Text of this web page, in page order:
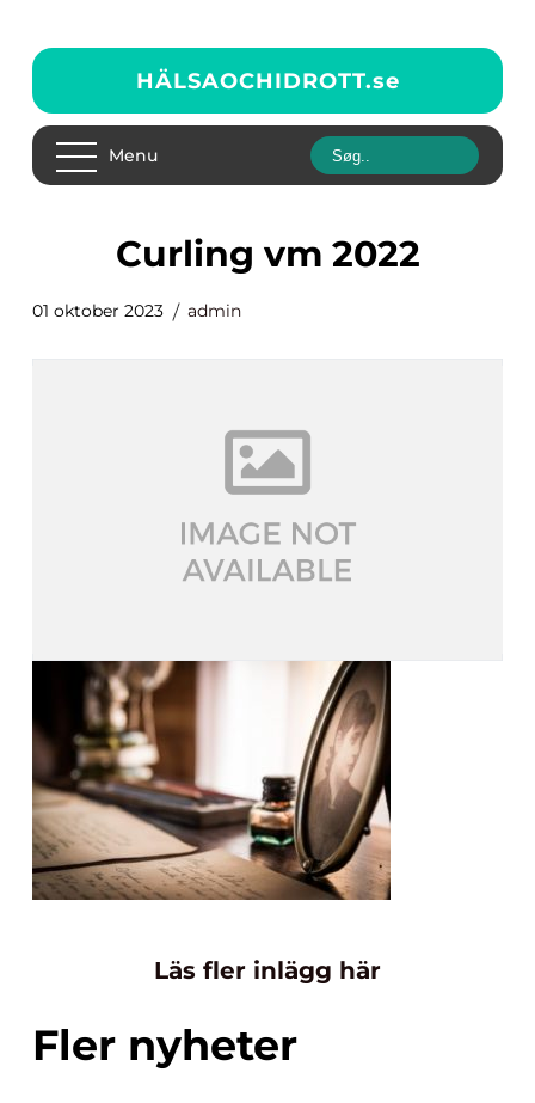
HÄLSAOCHIDROTT.se
Menu
curling vm 2022
01 oktober 2023 admin
Läs fler inlägg här
Fler nyheter